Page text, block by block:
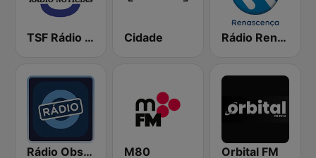
TSF Rádio Notícias Cidade Rádio Renascença
Rádio Observador M80 Orbital FM